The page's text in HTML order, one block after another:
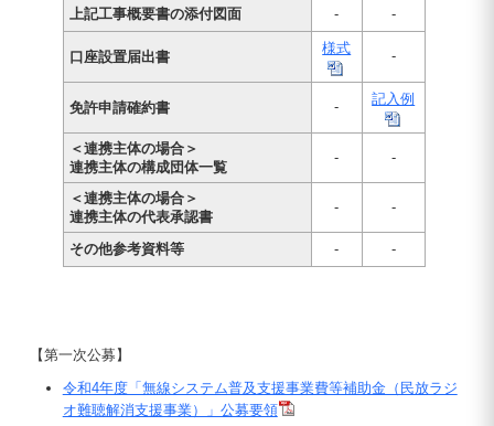
上記工事概要書の添付図面 - -
口座設置届出書
様式 -
免許申請確約書 - 記入例
＜連携主体の場合＞
連携主体の構成団体一覧
- -
＜連携主体の場合＞
連携主体の代表承認書
- -
その他参考資料等 - -
【第一次公募】
令和4年度「無線システム普及支援事業費等補助金（民放ラジ
オ難聴解消支援事業）」公募要領